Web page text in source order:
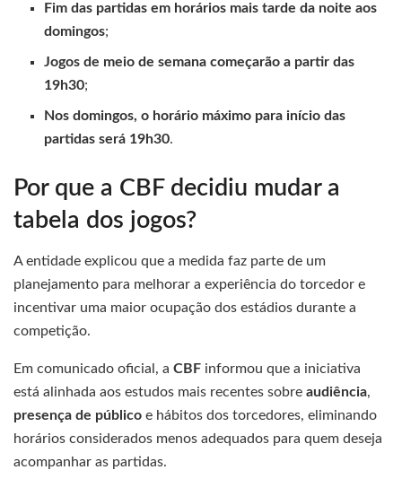
Fim das partidas em horários mais tarde da noite aos
domingos;
Jogos de meio de semana começarão a partir das
19h30;
Nos domingos, o horário máximo para início das
partidas será 19h30.
Por que a CBF decidiu mudar a
tabela dos jogos?
A entidade explicou que a medida faz parte de um
planejamento para melhorar a experiência do torcedor e
incentivar uma maior ocupação dos estádios durante a
competição.
Em comunicado oficial, a CBF informou que a iniciativa
está alinhada aos estudos mais recentes sobre audiência,
presença de público e hábitos dos torcedores, eliminando
horários considerados menos adequados para quem deseja
acompanhar as partidas.